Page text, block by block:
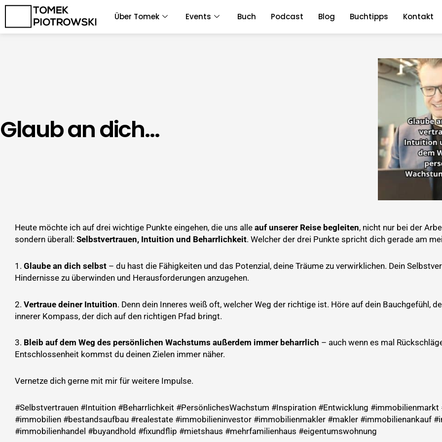
Zum
springen
Über Tomek Events Buch Podcast Blog Buchtipps Kontakt
Glaub an dich…
Heute möchte ich auf drei wichtige Punkte eingehen, die uns alle auf unserer Reise begleiten, nicht nur bei der
sondern überall: Selbstvertrauen, Intuition und Beharrlichkeit. Welcher der drei Punkte spricht dich gerade am
1. Glaube an dich selbst – du hast die Fähigkeiten und das Potenzial, deine Träume zu verwirklichen. Dein
Hindernisse zu überwinden und Herausforderungen anzugehen.
2. Vertraue deiner Intuition. Denn dein Inneres weiß oft, welcher Weg der richtige ist. Höre auf dein Bauchgefühl,
innerer Kompass, der dich auf den richtigen Pfad bringt.
3. Bleib auf dem Weg des persönlichen Wachstums außerdem immer beharrlich – auch wenn es mal
Entschlossenheit kommst du deinen Zielen immer näher.
Vernetze dich gerne mit mir für weitere Impulse.
#Selbstvertrauen #Intuition #Beharrlichkeit #PersönlichesWachstum #Inspiration #Entwicklung
#immobilien #bestandsaufbau #realestate #immobilieninvestor #immobilienmakler #makler #immobilienankauf
#immobilienhandel #buyandhold #fixundflip #mietshaus #mehrfamilienhaus #eigentumswohnung